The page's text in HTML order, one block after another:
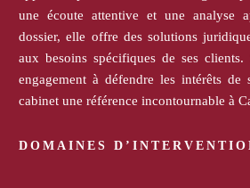
une écoute attentive et une analyse
dossier, elle offre des solutions
aux besoins spécifiques de ses
engagement à défendre les intérêts
cabinet une référence incontournable à
DOMAINES